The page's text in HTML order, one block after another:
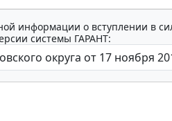
информации о вступлении в
системы ГАРАНТ: